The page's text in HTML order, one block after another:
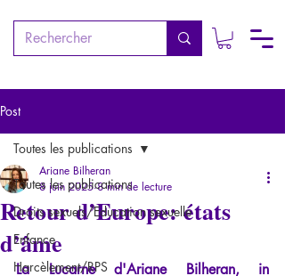
Post
Toutes les publications
Droits sexuels/Education sexuelle
Enfance
Harcèlement/RPS
Toutes les publications
Retour d’Europe: états
d’âme
Ariane Bilheran
8 juin 2025 8 min de lecture